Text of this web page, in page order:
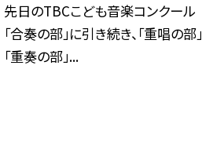
先日のTBCこども音楽コンクール
「合奏の部」に引き続き、「重唱の部」
「重奏の部」...